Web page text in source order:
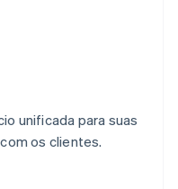
unificada para suas
os clientes.